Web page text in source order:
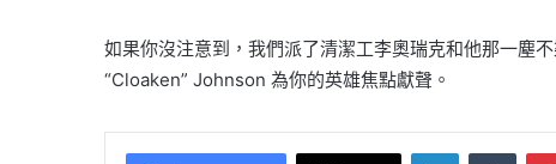
如果你沒注意到，我們派了清潔工李奧瑞克和他那一塵
“Cloaken” Johnson 為你的英雄焦點獻聲。
LinkedIn